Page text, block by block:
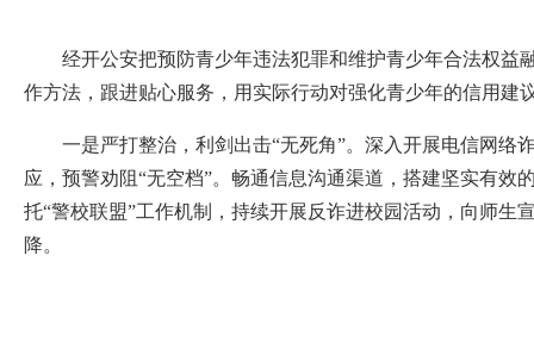
经开公安把预防青少年违法犯罪和维护青少年合法权益
作方法，跟进贴心服务，用实际行动对强化青少年的信用建
一是严打整治，利剑出击“无死角”。深入开展电信网
应，预警劝阻“无空档”。畅通信息沟通渠道，搭建坚实有效
托“警校联盟”工作机制，持续开展反诈进校园活动，向师生
降。